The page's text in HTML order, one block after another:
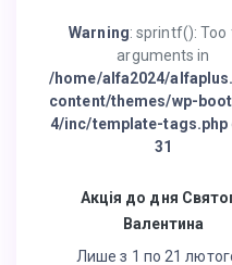
Warning: sprintf(): Too
arguments in
/home/alfa2024/
content/themes/wp-
4/inc/template-tags.php
31
Акція до дня
Валентина
Лише з 1 по 21